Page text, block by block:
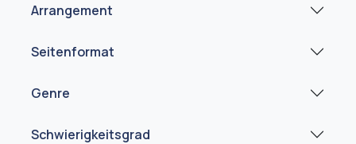
Arrangement
Seitenformat
Genre
Schwierigkeitsgrad